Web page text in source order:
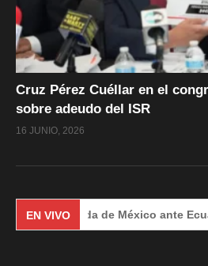
Cruz Pérez Cuéllar en el
sobre adeudo del ISR
16 JUNIO, 2026
EN VIVOde México ante Ecuador